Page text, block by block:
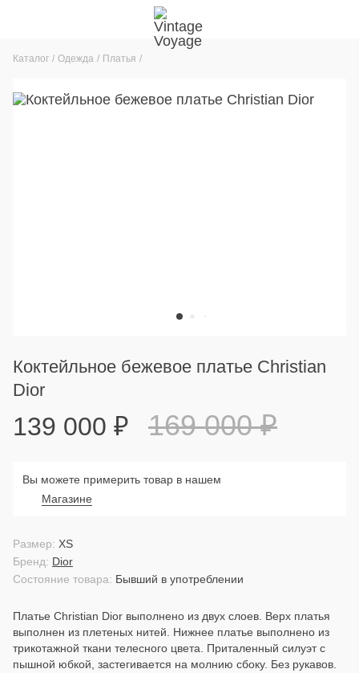
Каталог Одежда Платья
Коктейльное бежевое платье Christian
Dior
139 000 ₽ 169 000₽
Вы можете примерить товар в нашем
Магазине
Состояние товара: Бывший в употреблении
Бренд: Dior
Размер: XS
Платье Christian Dior выполнено из двух слоев. Верх платья
выполнен из плетеных нитей. Нижнее платье выполнено из
трикотажной ткани телесного цвета. Приталенный силуэт с
пышной юбкой, застегивается на молнию сбоку. Без рукавов.